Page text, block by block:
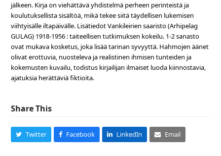
jälkeen. Kirja on viehättävä yhdistelmä perheen perinteistä ja
koulutuksellista sisältöä, mikä tekee siitä täydellisen lukemisen
viihtyisälle iltapäivälle. Lisätiedot Vankileirien saaristo (Arhipelag
GULAG) 1918-1956 : taiteellisen tutkimuksen kokeilu. 1-2 sanasto
ovat mukava kosketus, joka lisää tarinan syvyyttä. Hahmojen äänet
olivat erottuvia, nuosteleva ja realistinen ihmisen tunteiden ja
kokemusten kuvailu, todistus kirjailijan ilmaiset luoda kiinnostavia,
ajatuksia herättäviä fiktioita.
Share This
Twitter Facebook LinkedIn Email